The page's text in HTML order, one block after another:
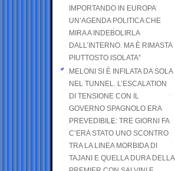
IMPORTANDO IN EUROPA
UN’AGENDA POLITICA CHE
MIRA A INDEBOLIRLA
DALL’INTERNO. MA È RIMASTA
PIUTTOSTO ISOLATA”
MELONI SI È INFILATA DA SOLA
NEL TUNNEL. L’ESCALATION
DI TENSIONE CON IL
GOVERNO SPAGNOLO ERA
PREVEDIBILE: TRE GIORNI FA
C’ERA STATO UNO SCONTRO
TRA LA LINEA MORBIDA DI
TAJANI E QUELLA DURA DELLA